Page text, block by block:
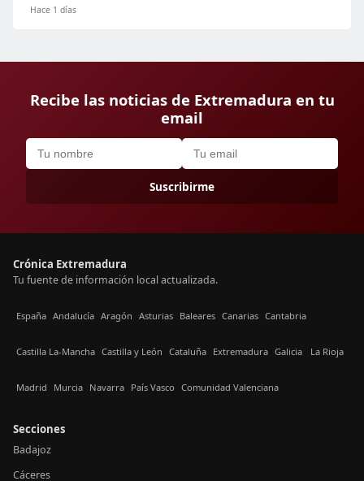
Hace 1 días
Recibe las noticias de Extremadura en tu
email
Suscribirme
Crónica Extremadura
Tu fuente de información local actualizada.
España Andalucía Aragón Asturias Baleares Canarias Cantabria
Castilla La-Mancha Castilla y León Cataluña Extremadura Galicia La Rioja
Madrid Murcia Navarra País Vasco Comunidad Valenciana
Secciones
Badajoz
Cáceres